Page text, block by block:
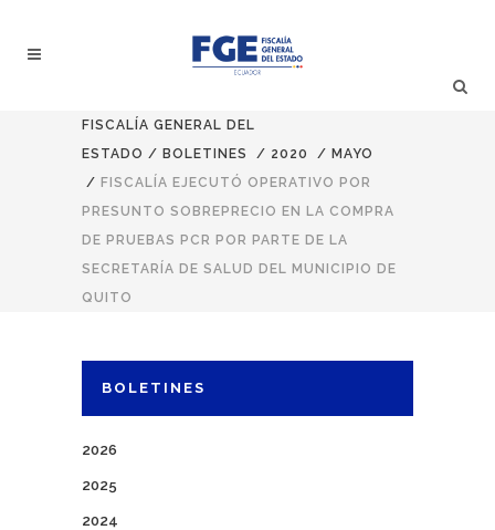
FISCALÍA GENERAL DEL
ESTADO / BOLETINES / 2020 / MAYO
/ FISCALÍA EJECUTÓ OPERATIVO POR
PRESUNTO SOBREPRECIO EN LA COMPRA
DE PRUEBAS PCR POR PARTE DE LA
SECRETARÍA DE SALUD DEL MUNICIPIO DE
QUITO
BOLETINES
2026
2025
2024